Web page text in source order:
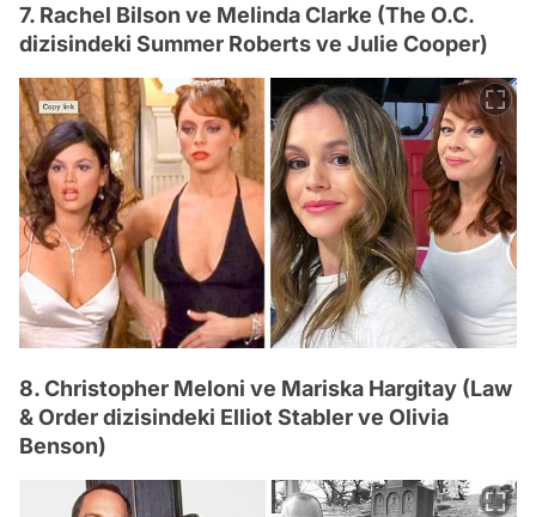
7. Rachel Bilson ve Melinda Clarke (The O.C.
dizisindeki Summer Roberts ve Julie Cooper)
8. Christopher Meloni ve Mariska Hargitay (Law
& Order dizisindeki Elliot Stabler ve Olivia
Benson)